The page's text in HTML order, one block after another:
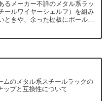
るメーカー不詳のメタル系ラッ
ールワイヤーシェルフ）を組み
ときや、余った棚板にポールを
ムのメタル系スチールラックの
ップと互換性について